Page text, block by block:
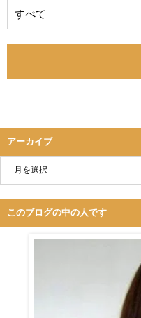
アーカイブ
このブログの中の人です